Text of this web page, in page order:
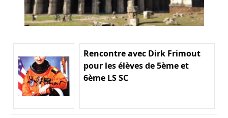
Rencontre avec Dirk Frimout
pour les élèves de 5ème et
6ème LS SC